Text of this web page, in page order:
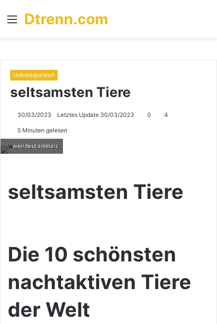
Menü
Dtrenn.com
Unkategorisiert
seltsamsten Tiere
30/03/2023 Letztes Update 30/03/2023 0 4
5 Minuten gelesen
weirdest animals
seltsamsten Tiere
Die 10 schönsten
nachtaktiven Tiere
der Welt